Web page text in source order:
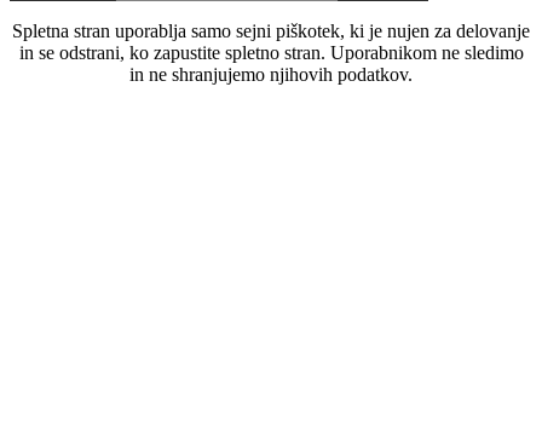
Spletna stran uporablja samo sejni piškotek, ki je nujen za delovanje
in se odstrani, ko zapustite spletno stran. Uporabnikom ne sledimo
in ne shranjujemo njihovih podatkov.